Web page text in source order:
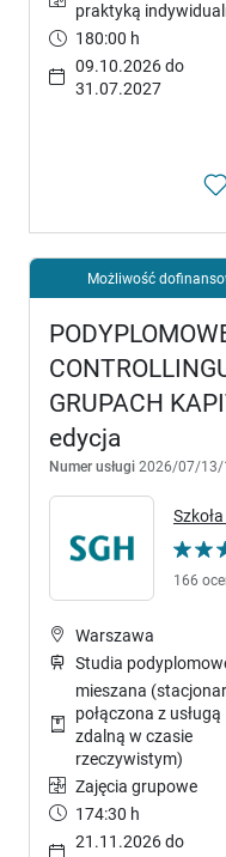
praktyką
180:00 h
09.10.2026 do
31.07.2027
Możliwość
GRUPACH
edycja
Numer usługi 2026/07/13/
166
Warszawa
Studia
mieszana
połączona z usługą
zdalną w czasie
rzeczywistym)
Zajęcia grupowe
174:30 h
21.11.2026 do